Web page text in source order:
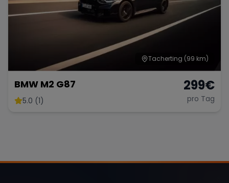
Tacherting (99 km)
BMW M2 G87
5.0 (1)
299€
pro Tag